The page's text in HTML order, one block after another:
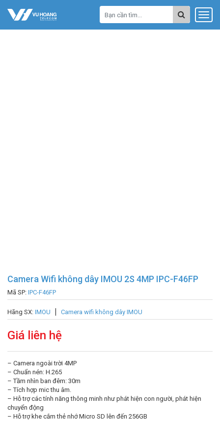
Camera Wifi không dây IMOU 2S 4MP IPC-F46FP
Mã SP: IPC-F46FP
Hãng SX: IMOU Camera wifi không dây IMOU
Giá liên hệ
– Camera ngoài trời 4MP
– Chuẩn nén: H.265
– Tầm nhìn ban đêm: 30m
– Tích hợp mic thu âm.
– Hỗ trợ các tính năng thông minh như phát hiện con người, phát hiện
chuyển động
– Hỗ trợ khe cắm thẻ nhớ Micro SD lên đến 256GB